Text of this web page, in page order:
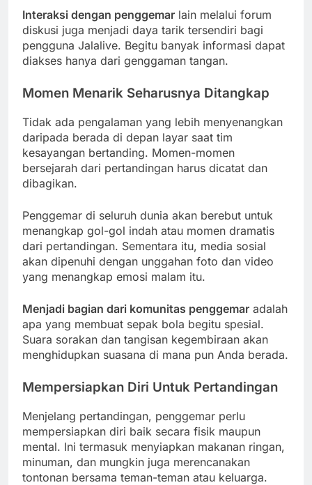
Interaksi dengan penggemar lain melalui forum
diskusi juga menjadi daya tarik tersendiri bagi
pengguna Jalalive. Begitu banyak informasi dapat
diakses hanya dari genggaman tangan.
Momen Menarik Seharusnya Ditangkap
Tidak ada pengalaman yang lebih menyenangkan
daripada berada di depan layar saat tim
kesayangan bertanding. Momen-momen
bersejarah dari pertandingan harus dicatat dan
dibagikan.
Penggemar di seluruh dunia akan berebut untuk
menangkap gol-gol indah atau momen dramatis
dari pertandingan. Sementara itu, media sosial
akan dipenuhi dengan unggahan foto dan video
yang menangkap emosi malam itu.
Menjadi bagian dari komunitas penggemar adalah
apa yang membuat sepak bola begitu spesial.
Suara sorakan dan tangisan kegembiraan akan
menghidupkan suasana di mana pun Anda berada.
Mempersiapkan Diri Untuk Pertandingan
Menjelang pertandingan, penggemar perlu
mempersiapkan diri baik secara fisik maupun
mental. Ini termasuk menyiapkan makanan ringan,
minuman, dan mungkin juga merencanakan
tontonan bersama teman-teman atau keluarga.